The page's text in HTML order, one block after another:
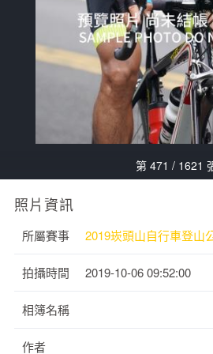
第 471 / 1621
照片資訊
所屬賽事 2019崁頭山自行車登山
拍攝時間 2019-10-06 09:52:00
相簿名稱
作者